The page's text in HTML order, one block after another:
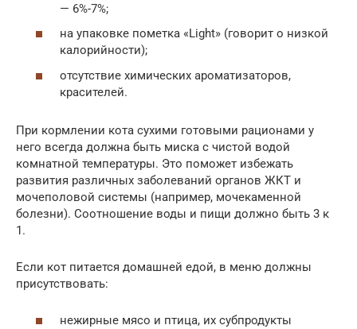
— 6%-7%;
на упаковке пометка «Light» (говорит о низкой
калорийности);
отсутствие химических ароматизаторов,
красителей.
При кормлении кота сухими готовыми рационами у
него всегда должна быть миска с чистой водой
комнатной температуры. Это поможет избежать
развития различных заболеваний органов ЖКТ и
мочеполовой системы (например, мочекаменной
болезни). Соотношение воды и пищи должно быть 3 к
1.
Если кот питается домашней едой, в меню должны
присутствовать:
нежирные мясо и птица, их субпродукты